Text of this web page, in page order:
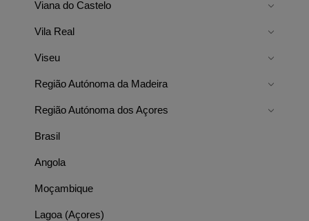
Viana do Castelo
Vila Real
Viseu
Região Autónoma da Madeira
Região Autónoma dos Açores
Brasil
Angola
Moçambique
Lagoa (Açores)